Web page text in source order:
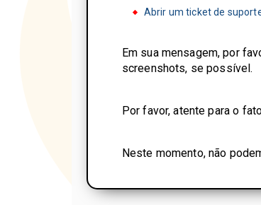
Abrir um ticket de
Em sua mensagem, por
screenshots, se possível.
Por favor, atente para o
Neste momento, não